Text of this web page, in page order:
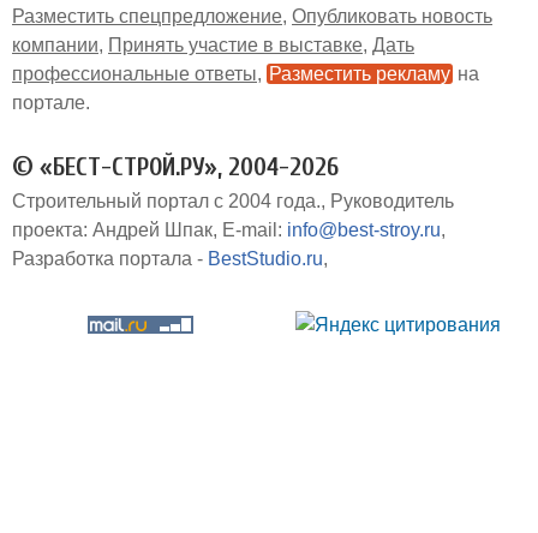
Разместить спецпредложение Опубликовать новость
компании
Принять участие в выставке Дать
профессиональные ответы
Разместить рекламу на
портале
© «БЕСТ-СТРОЙ.РУ», 2004-2026
Строительный портал с 2004 года.
Руководитель
проекта: Андрей Шпак E-mail: info@best-stroy.ru
Разработка портала - BestStudio.ru